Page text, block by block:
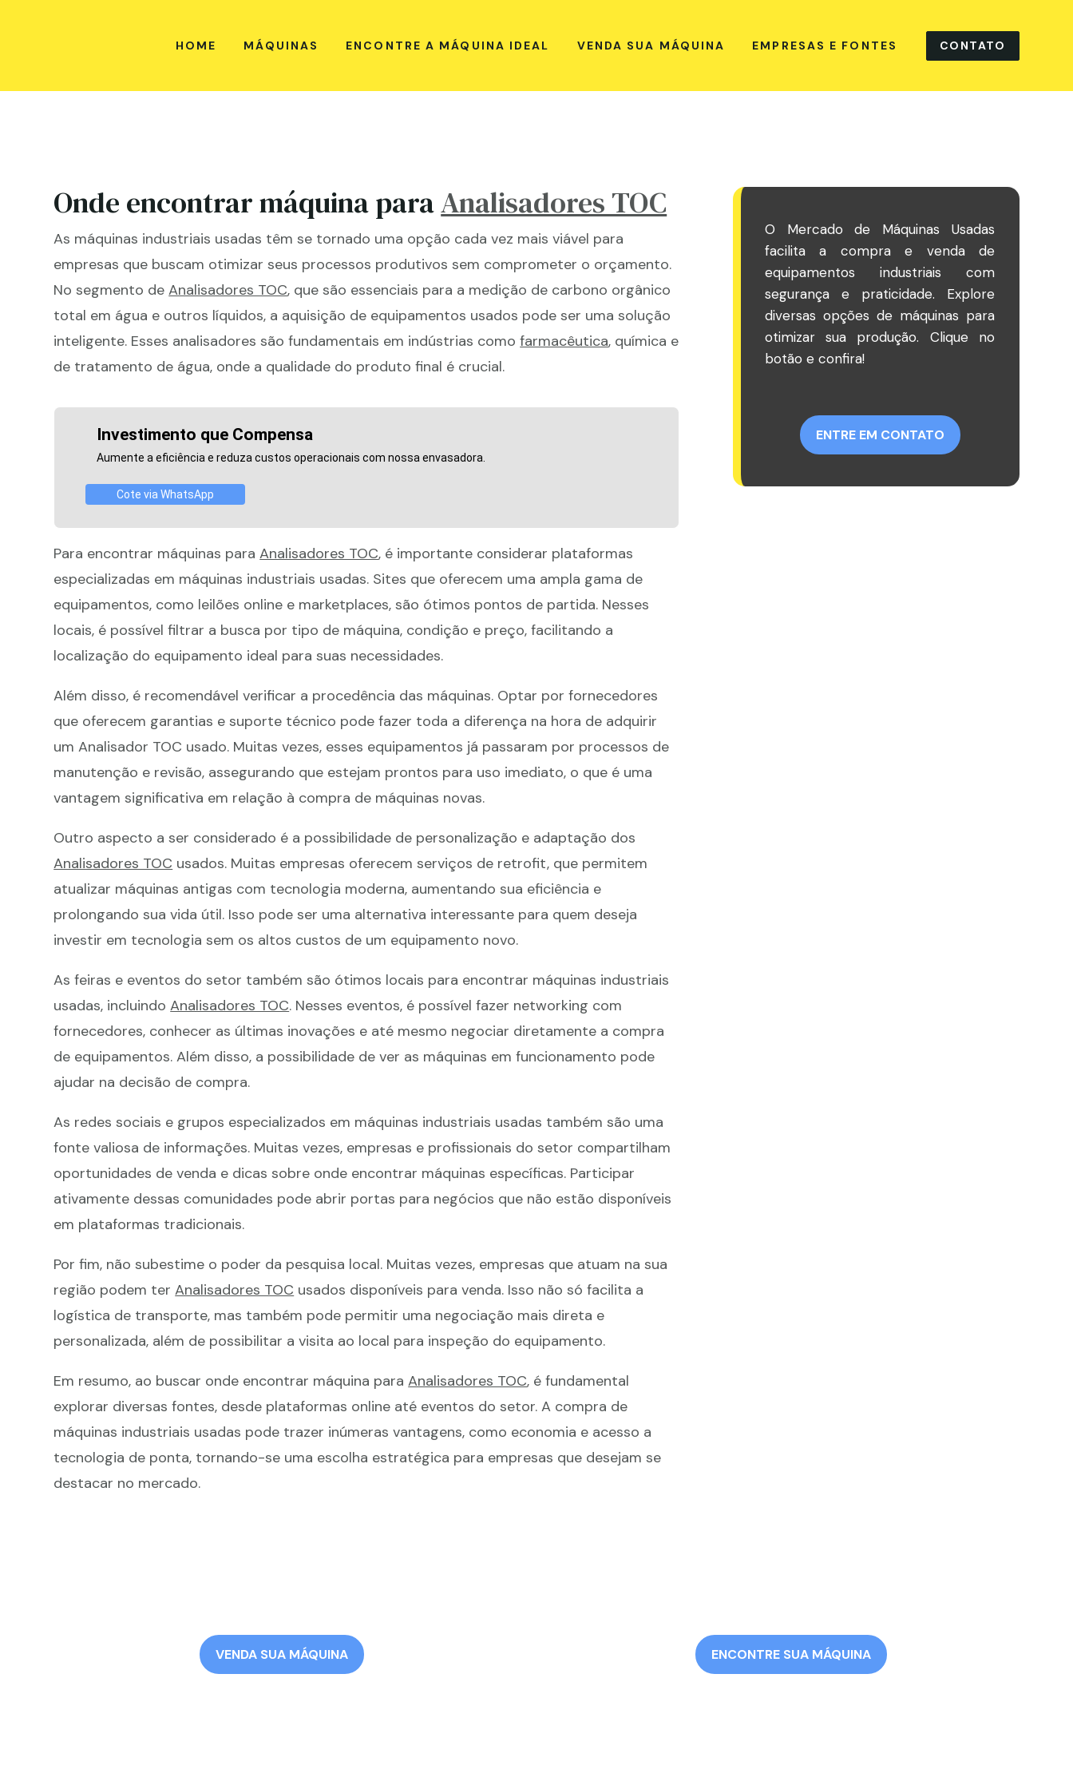
HOME MÁQUINAS ENCONTRE A MÁQUINA IDEAL VENDA SUA MÁQUINA EMPRESAS E FONTES CONTATO
Onde encontrar máquina paraAnalisadores TOC
As máquinas industriais usadas têm se tornado uma opção cada vez mais viável para
empresas que buscam otimizar seus processos produtivos sem comprometer o orçamento.
No segmento deAnalisadores TOC, que são essenciais para a medição de carbono orgânico
total em água e outros líquidos, a aquisição de equipamentos usados pode ser uma solução
inteligente. Esses analisadores são fundamentais em indústrias comofarmacêutica, química e
de tratamento de água, onde a qualidade do produto final é crucial.
Investimento que Compensa
Aumente a eficiência e reduza custos operacionais com nossa envasadora.
Cote via WhatsApp
Para encontrar máquinas paraAnalisadores TOC, é importante considerar plataformas
especializadas em máquinas industriais usadas. Sites que oferecem uma ampla gama de
equipamentos, como leilões online e marketplaces, são ótimos pontos de partida. Nesses
locais, é possível filtrar a busca por tipo de máquina, condição e preço, facilitando a
localização do equipamento ideal para suas necessidades.
Além disso, é recomendável verificar a procedência das máquinas. Optar por fornecedores
que oferecem garantias e suporte técnico pode fazer toda a diferença na hora de adquirir
um Analisador TOC usado. Muitas vezes, esses equipamentos já passaram por processos de
manutenção e revisão, assegurando que estejam prontos para uso imediato, o que é uma
vantagem significativa em relação à compra de máquinas novas.
Outro aspecto a ser considerado é a possibilidade de personalização e adaptação dos
Analisadores TOC usados. Muitas empresas oferecem serviços de retrofit, que permitem
atualizar máquinas antigas com tecnologia moderna, aumentando sua eficiência e
prolongando sua vida útil. Isso pode ser uma alternativa interessante para quem deseja
investir em tecnologia sem os altos custos de um equipamento novo.
As feiras e eventos do setor também são ótimos locais para encontrar máquinas industriais
usadas, incluindoAnalisadores TOC. Nesses eventos, é possível fazer networking com
fornecedores, conhecer as últimas inovações e até mesmo negociar diretamente a compra
de equipamentos. Além disso, a possibilidade de ver as máquinas em funcionamento pode
ajudar na decisão de compra.
As redes sociais e grupos especializados em máquinas industriais usadas também são uma
fonte valiosa de informações. Muitas vezes, empresas e profissionais do setor compartilham
oportunidades de venda e dicas sobre onde encontrar máquinas específicas. Participar
ativamente dessas comunidades pode abrir portas para negócios que não estão disponíveis
em plataformas tradicionais.
Por fim, não subestime o poder da pesquisa local. Muitas vezes, empresas que atuam na sua
região podem terAnalisadores TOC usados disponíveis para venda. Isso não só facilita a
logística de transporte, mas também pode permitir uma negociação mais direta e
personalizada, além de possibilitar a visita ao local para inspeção do equipamento.
Em resumo, ao buscar onde encontrar máquina paraAnalisadores TOC, é fundamental
explorar diversas fontes, desde plataformas online até eventos do setor. A compra de
máquinas industriais usadas pode trazer inúmeras vantagens, como economia e acesso a
tecnologia de ponta, tornando-se uma escolha estratégica para empresas que desejam se
destacar no mercado.
O Mercado de Máquinas Usadas
facilita a compra e venda de
equipamentos industriais com
segurança e praticidade. Explore
diversas opções de máquinas para
otimizar sua produção. Clique no
botão e confira!
ENTRE EM CONTATO
VENDA SUA MÁQUINA ENCONTRE SUA MÁQUINA